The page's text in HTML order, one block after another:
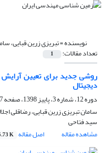
نویسنده =تبریزی زرین قبایی،
تعداد مقالات: 1
روشی جدید برای تعیین
دیجیتال
دوره 12، شماره 3، پاییز 1398، صفحه
سامان تبریزی زرین قبایی، رضاقلی
سید فتاحی
مشاهده مقاله
اصل مقاله K